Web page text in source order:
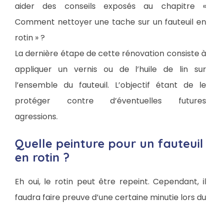
aider des conseils exposés au chapitre «
Comment nettoyer une tache sur un fauteuil en
rotin » ?
La dernière étape de cette rénovation consiste à
appliquer un vernis ou de l’huile de lin sur
l’ensemble du fauteuil. L’objectif étant de le
protéger contre d’éventuelles futures
agressions.
Quelle peinture pour un fauteuil
en rotin ?
Eh oui, le rotin peut être repeint. Cependant, il
faudra faire preuve d’une certaine minutie lors du